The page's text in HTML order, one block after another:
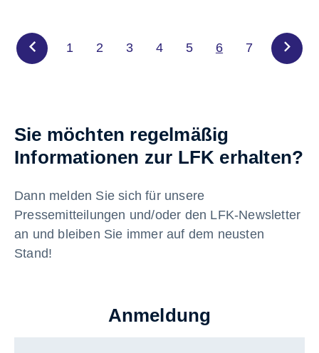
1 2 3 4 5 6 7
Sie möchten regelmäßig
Informationen zur LFK erhalten?
Dann melden Sie sich für unsere
Pressemitteilungen und/oder den LFK-Newsletter
an und bleiben Sie immer auf dem neusten
Stand!
Anmeldung